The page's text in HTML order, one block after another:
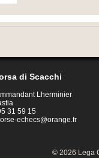
di Scacchi
Lherminier
31 59 15
echecs@orange.fr
© 2026 Lega